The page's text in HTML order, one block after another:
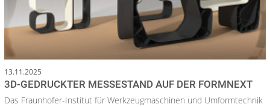
13.11.2025
3D-GEDRUCKTER MESSESTAND AUF DER FORMNEXT
Das Fraunhofer-Institut für Werkzeugmaschinen und Umformtechnik